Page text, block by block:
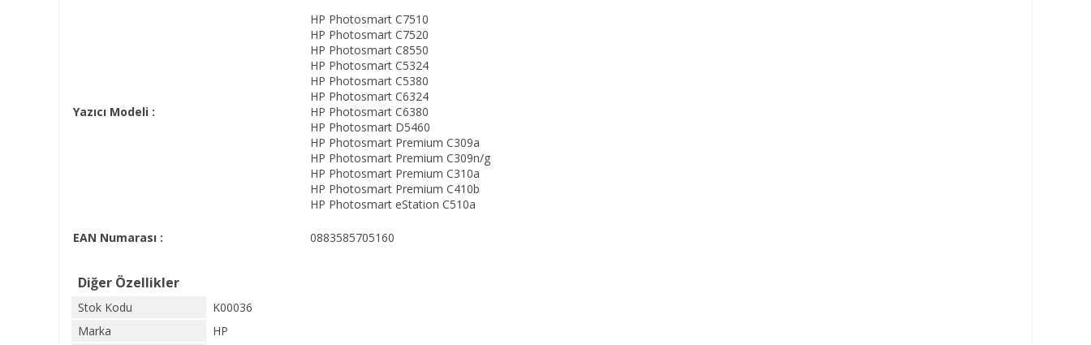
Yazıcı Modeli :
HP Photosmart C7510
HP Photosmart C7520
HP Photosmart C8550
HP Photosmart C5324
HP Photosmart C5380
HP Photosmart C6324
HP Photosmart C6380
HP Photosmart D5460
HP Photosmart Premium C309a
HP Photosmart Premium C309n/g
HP Photosmart Premium C310a
HP Photosmart Premium C410b
HP Photosmart eStation C510a
EAN Numarası : 0883585705160
Diğer Özellikler
Stok Kodu
K00036
Marka
HP